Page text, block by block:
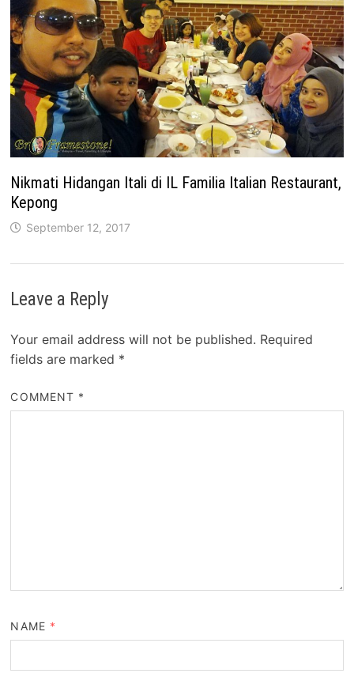
Nikmati Hidangan Itali di IL Familia Italian Restaurant,
Kepong
September 12, 2017
Leave a Reply
Your email address will not be published. Required
fields are marked *
COMMENT *
NAME *